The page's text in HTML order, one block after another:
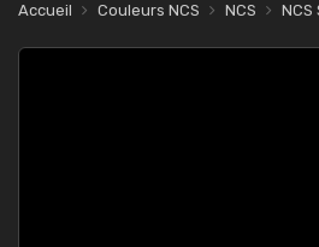
Accueil Couleurs NCS NCS NCS